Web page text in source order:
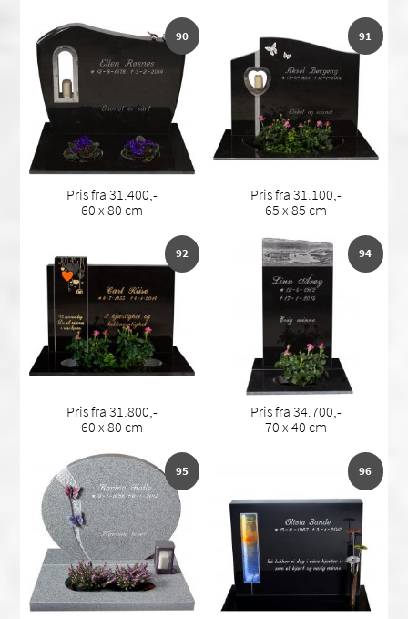
90
Pris fra 31.400,-
60 x 80 cm
91
Pris fra 31.100,-
65 x 85 cm
92
Pris fra 31.800,-
60 x 80 cm
94
Pris fra 34.700,-
70 x 40 cm
95 96